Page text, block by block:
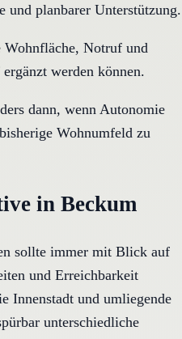
und planbarer Unterstützung.
Notruf und
werden können.
dann, wenn Autonomie
Wohnumfeld zu
in Beckum
sollte immer mit Blick auf
und Erreichbarkeit
Innenstadt und umliegende
unterschiedliche